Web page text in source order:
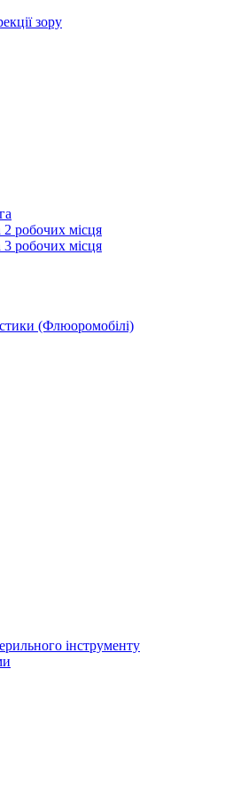
зору
2 робочих місця
3 робочих місця
(Флюоромобілі)
інструменту